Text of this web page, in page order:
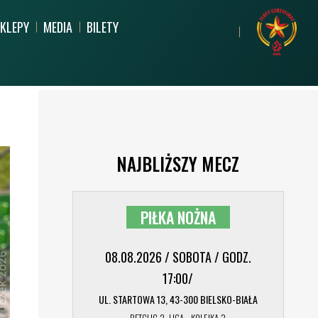
ARCHIWUM
REKORD SPOŁECZNIE
CERTYFIKACJA
PROCEDURY POLITYKI
BEZPIECZEŃSTWA DZIECI I
MŁODZIEŻY
MEDIA BILETY
NAJBLIŻSZY MECZ
PIŁKA NOŻNA
08.08.2026 / SOBOTA / GODZ.
17:00/
UL. STARTOWA 13, 43-300 BIELSKO-BIAŁA